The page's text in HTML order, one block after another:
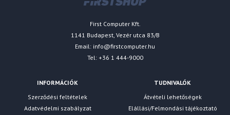
First Computer Kft.
1141 Budapest, Vezér utca 83/B
Email: info@firstcomputer.hu
Tel: +36 1 444-9000
INFORMÁCIÓK
Szerződési feltételek
Adatvédelmi szabályzat
TUDNIVALÓK
Átvételi lehetőségek
Elállási/Felmondási tájékoztató